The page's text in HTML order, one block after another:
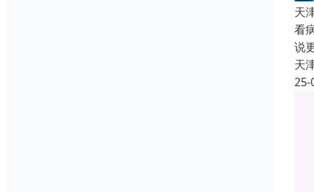
天
看
说
天
25-